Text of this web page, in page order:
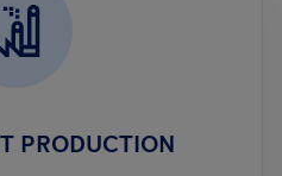
PRODUCTION